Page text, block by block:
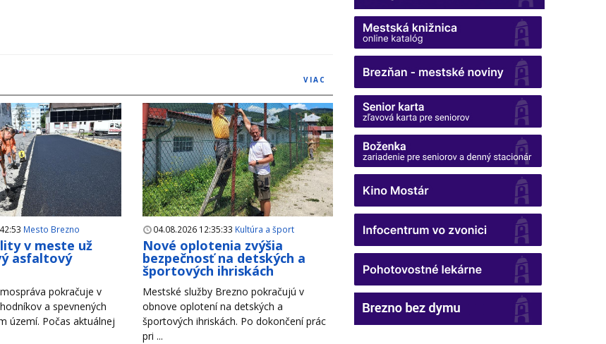
VIAC
Mesto Brezno
v meste už
asfaltový
pokračuje v
a spevnených
území. Počas aktuálnej
04.08.2026 12:35:33 Kultúra a šport
Nové oplotenia zvýšia
bezpečnosť na detských a
športových ihriskách
Mestské služby Brezno pokračujú v
obnove oplotení na detských a
športových ihriskách. Po dokončení prác
pri ...